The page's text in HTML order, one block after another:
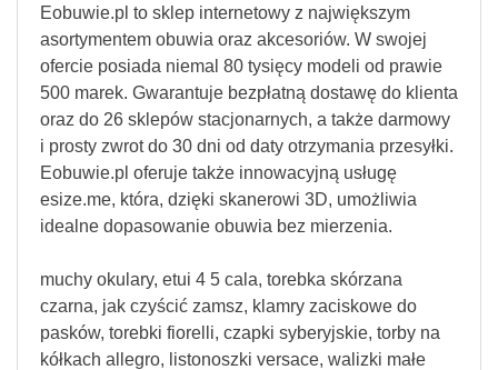
Eobuwie.pl to sklep internetowy z największym
asortymentem obuwia oraz akcesoriów. W swojej
ofercie posiada niemal 80 tysięcy modeli od prawie
500 marek. Gwarantuje bezpłatną dostawę do klienta
oraz do 26 sklepów stacjonarnych, a także darmowy
i prosty zwrot do 30 dni od daty otrzymania przesyłki.
Eobuwie.pl oferuje także innowacyjną usługę
esize.me, która, dzięki skanerowi 3D, umożliwia
idealne dopasowanie obuwia bez mierzenia.
muchy okulary, etui 4 5 cala, torebka skórzana
czarna, jak czyścić zamsz, klamry zaciskowe do
pasków, torebki fiorelli, czapki syberyjskie, torby na
kółkach allegro, listonoszki versace, walizki małe